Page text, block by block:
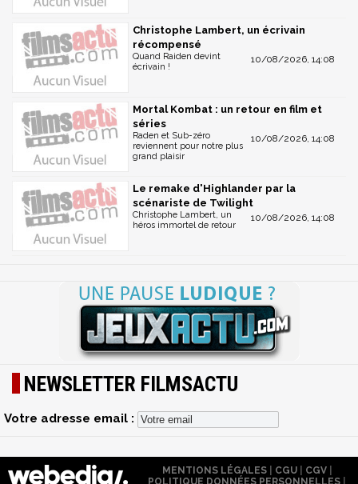
Christophe Lambert, un écrivain
récompensé
10/08/2026, 14:08
Quand Raiden devint
écrivain !
Mortal Kombat : un retour en film et
séries
10/08/2026, 14:08
Raden et Sub-zéro
reviennent pour notre plus
grand plaisir
Le remake d'Highlander par la
scénariste de Twilight
10/08/2026, 14:08
Christophe Lambert, un
héros immortel de retour
NEWSLETTER FILMSACTU
Votre adresse email :
MENTIONS LÉGALES| CGU| CGV|
POLITIQUE DONNÉES PERSONNELLES